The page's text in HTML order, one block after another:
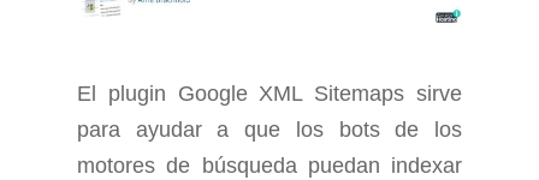
El plugin Google XML Sitemaps sirve
para ayudar a que los bots de los
motores de búsqueda puedan indexar